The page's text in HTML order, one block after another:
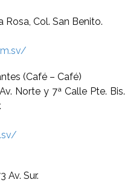
Col. San Benito.
(Café – Café)
Norte y 7ª Calle Pte. Bis.
Av. Sur.